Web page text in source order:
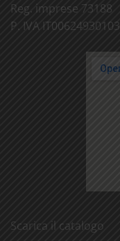
Reg. imprese 73188
P. IVA IT00624930103
Scarica il catalogo